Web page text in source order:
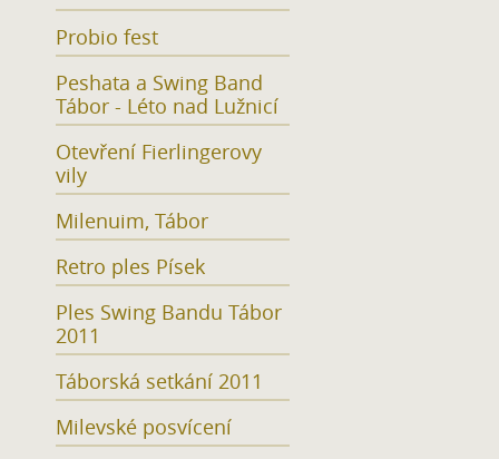
Probio fest
Peshata a Swing Band
Tábor - Léto nad Lužnicí
Otevření Fierlingerovy
vily
Milenuim, Tábor
Retro ples Písek
Ples Swing Bandu Tábor
2011
Táborská setkání 2011
Milevské posvícení